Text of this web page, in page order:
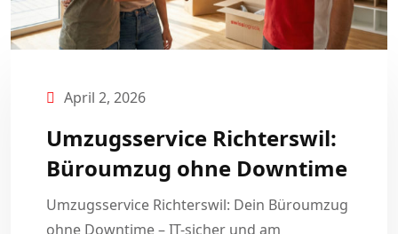
April 2, 2026
Umzugsservice Richterswil:
Büroumzug ohne Downtime
Umzugsservice Richterswil: Dein Büroumzug
ohne Downtime – IT-sicher und am